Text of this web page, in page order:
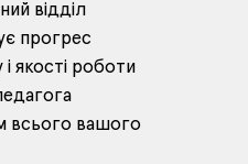
відділ
прогрес
якості роботи
всього вашого